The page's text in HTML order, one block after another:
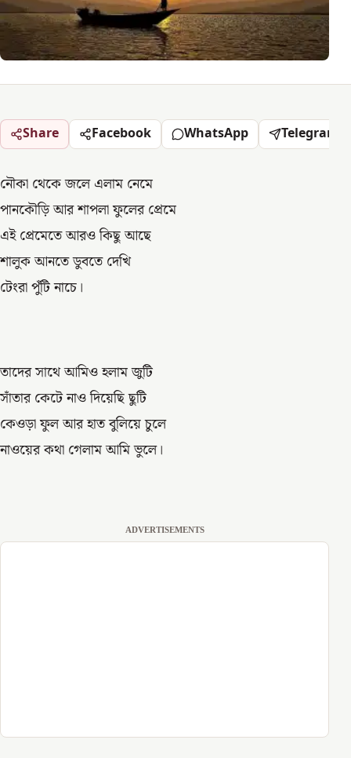
Share Facebook WhatsApp Telegram
নৌকা থেকে জলে এলাম নেমে
পানকৌড়ি আর শাপলা ফুলের প্রেমে
এই প্রেমেতে আরও কিছু আছে
শালুক আনতে ডুবতে দেখি
টেংরা পুঁটি নাচে।
তাদের সাথে আমিও হলাম জুটি
সাঁতার কেটে নাও দিয়েছি ছুটি
কেওড়া ফুল আর হাত বুলিয়ে চুলে
নাওয়ের কথা গেলাম আমি ভুলে।
ADVERTISEMENTS